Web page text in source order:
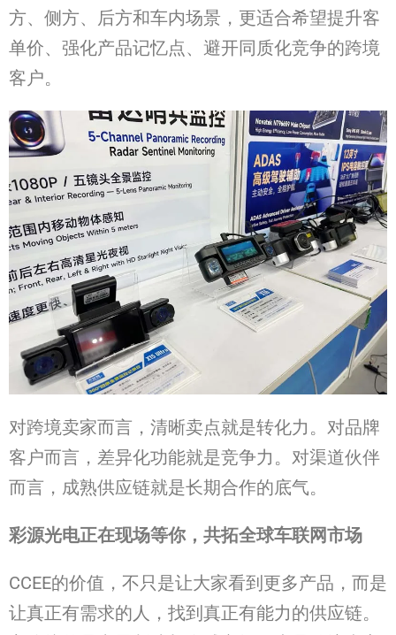
方、侧方、后方和车内场景，更适合希望提升客
单价、强化产品记忆点、避开同质化竞争的跨境
客户。
对跨境卖家而言，清晰卖点就是转化力。对品牌
客户而言，差异化功能就是竞争力。对渠道伙伴
而言，成熟供应链就是长期合作的底气。
彩源光电正在现场等你，共拓全球车联网市场
CCEE的价值，不只是让大家看到更多产品，而是
让真正有需求的人，找到真正有能力的供应链。